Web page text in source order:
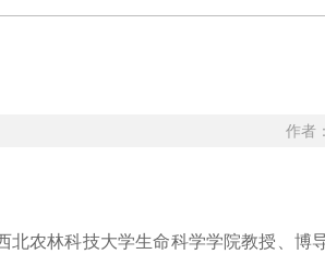
作
北农林科技大学生命科学学院教授、博